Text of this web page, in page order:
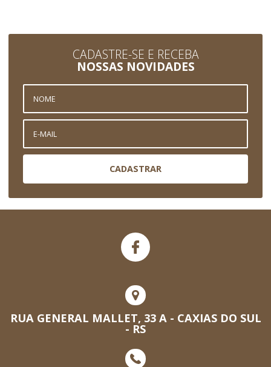
CADASTRE-SE E RECEBA
NOSSAS NOVIDADES
CADASTRAR
RUA GENERAL MALLET, 33 A - CAXIAS DO SUL
- RS